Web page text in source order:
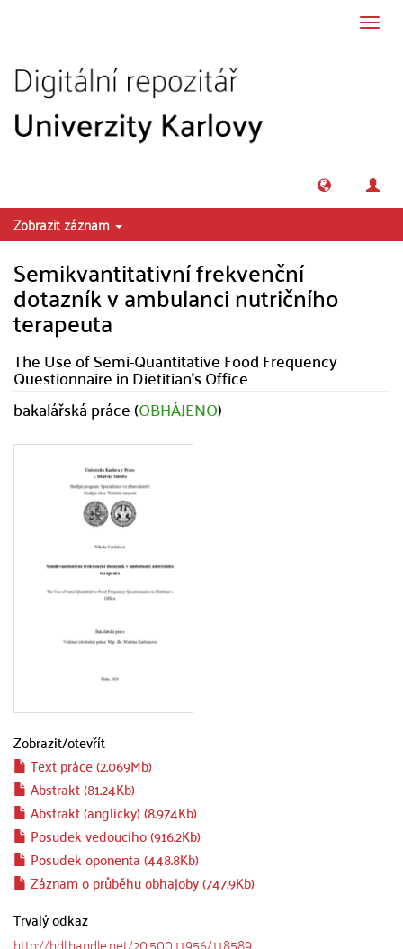
Zobrazit záznam
Semikvantitativní frekvenční
dotazník v ambulanci nutričního
terapeuta
The Use of Semi-Quantitative Food Frequency
Questionnaire in Dietitian's Office
bakalářská práce (OBHÁJENO)
Zobrazit/otevřít
Text práce (2.069Mb)
Abstrakt (81.24Kb)
Abstrakt (anglicky) (8.974Kb)
Posudek vedoucího (916.2Kb)
Posudek oponenta (448.8Kb)
Záznam o průběhu obhajoby (747.9Kb)
Trvalý odkaz